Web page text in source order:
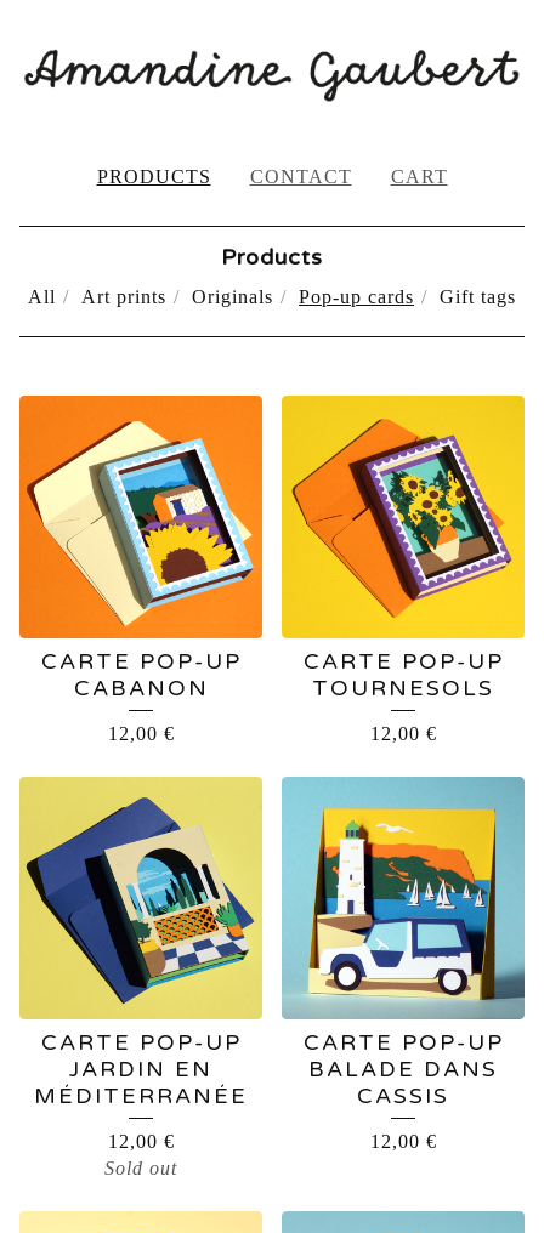
PRODUCTS CONTACT CART
Products
All Art prints Originals Pop-up cards Gift tags
POP-
UP
CARDS
CARTE POP-UP
CABANON
12,00 €
CARTE POP-UP
TOURNESOLS
12,00 €
CARTE POP-UP
JARDIN EN
MÉDITERRANÉE
12,00 €
Sold out
CARTE POP-UP
BALADE DANS
CASSIS
12,00 €